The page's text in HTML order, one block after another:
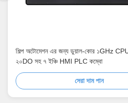
শিল্প অটোমেশন এর জন্য ডুয়াল-কোর ১GHz
২০DO সহ ৭ ইঞ্চি HMI PLC কম্বো
সেরা দাম পান